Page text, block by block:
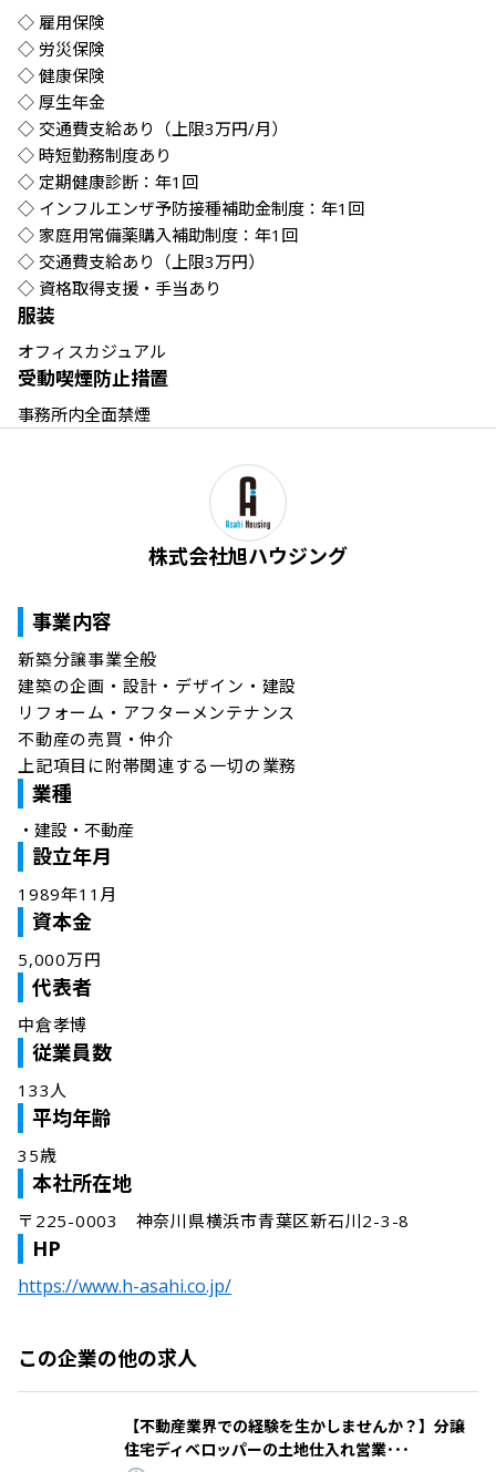
◇ 雇用保険
◇ 労災保険
◇ 健康保険
◇ 厚生年金
◇ 交通費支給あり（上限3万円/月）
◇ 時短勤務制度あり
◇ 定期健康診断：年1回
◇ インフルエンザ予防接種補助金制度：年1回
◇ 家庭用常備薬購入補助制度：年1回
◇ 交通費支給あり（上限3万円）
◇ 資格取得支援・手当あり
服装
オフィスカジュアル
受動喫煙防止措置
事務所内全面禁煙
株式会社旭ハウジング
事業内容
新築分譲事業全般
建築の企画・設計・デザイン・建設
リフォーム・アフターメンテナンス
不動産の売買・仲介
上記項目に附帯関連する一切の業務
業種
・ 建設・不動産
設立年月
1989年11月
資本金
5,000万円
代表者
中倉孝博
従業員数
133人
平均年齢
35歳
本社所在地
〒225-0003　神奈川県横浜市青葉区新石川2-3-8
HP
https://www.h-asahi.co.jp/
この企業の他の求人
【不動産業界での経験を生かしませんか？】分譲
住宅ディベロッパーの土地仕入れ営業･･･